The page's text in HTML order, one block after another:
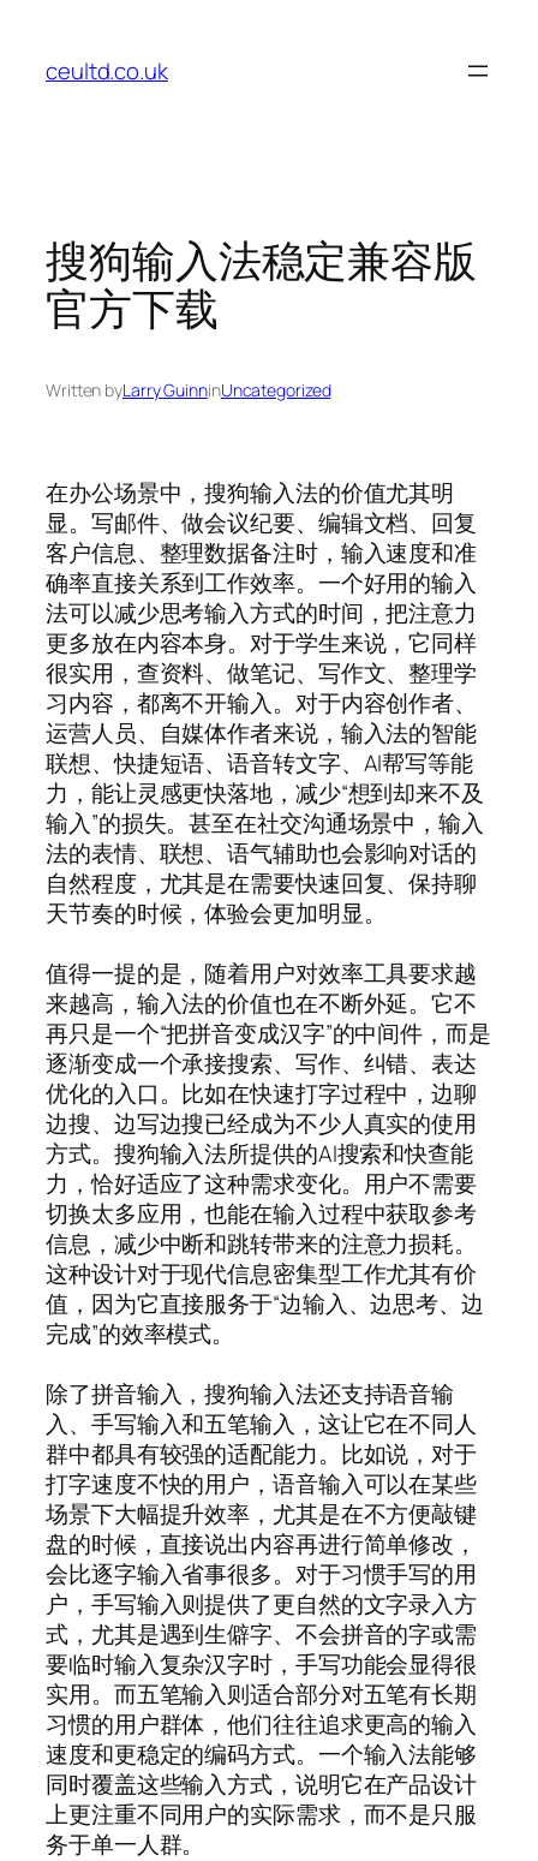
content
ceultd.co.uk
搜狗输入法稳定兼容版
官方下载
Written byLarry GuinninUncategorized
在办公场景中，搜狗输入法的价值尤其明
显。写邮件、做会议纪要、编辑文档、回复
客户信息、整理数据备注时，输入速度和准
确率直接关系到工作效率。一个好用的输入
法可以减少思考输入方式的时间，把注意力
更多放在内容本身。对于学生来说，它同样
很实用，查资料、做笔记、写作文、整理学
习内容，都离不开输入。对于内容创作者、
运营人员、自媒体作者来说，输入法的智能
联想、快捷短语、语音转文字、AI帮写等能
力，能让灵感更快落地，减少“想到却来不及
输入”的损失。甚至在社交沟通场景中，输入
法的表情、联想、语气辅助也会影响对话的
自然程度，尤其是在需要快速回复、保持聊
天节奏的时候，体验会更加明显。
值得一提的是，随着用户对效率工具要求越
来越高，输入法的价值也在不断外延。它不
再只是一个“把拼音变成汉字”的中间件，而是
逐渐变成一个承接搜索、写作、纠错、表达
优化的入口。比如在快速打字过程中，边聊
边搜、边写边搜已经成为不少人真实的使用
方式。搜狗输入法所提供的AI搜索和快查能
力，恰好适应了这种需求变化。用户不需要
切换太多应用，也能在输入过程中获取参考
信息，减少中断和跳转带来的注意力损耗。
这种设计对于现代信息密集型工作尤其有价
值，因为它直接服务于“边输入、边思考、边
完成”的效率模式。
除了拼音输入，搜狗输入法还支持语音输
入、手写输入和五笔输入，这让它在不同人
群中都具有较强的适配能力。比如说，对于
打字速度不快的用户，语音输入可以在某些
场景下大幅提升效率，尤其是在不方便敲键
盘的时候，直接说出内容再进行简单修改，
会比逐字输入省事很多。对于习惯手写的用
户，手写输入则提供了更自然的文字录入方
式，尤其是遇到生僻字、不会拼音的字或需
要临时输入复杂汉字时，手写功能会显得很
实用。而五笔输入则适合部分对五笔有长期
习惯的用户群体，他们往往追求更高的输入
速度和更稳定的编码方式。一个输入法能够
同时覆盖这些输入方式，说明它在产品设计
上更注重不同用户的实际需求，而不是只服
务于单一人群。